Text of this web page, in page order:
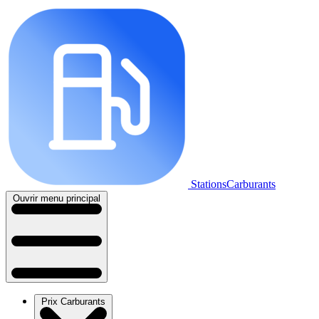
StationsCarburants
Ouvrir menu principal
Prix Carburants